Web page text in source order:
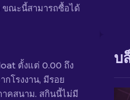
ขณะนี้สามารถซื้อได้
ตั้งแต่ 0.00 ถึง
โรงงาน, มีรอย
คสนาม. สกินนี้ไม่มี
บ